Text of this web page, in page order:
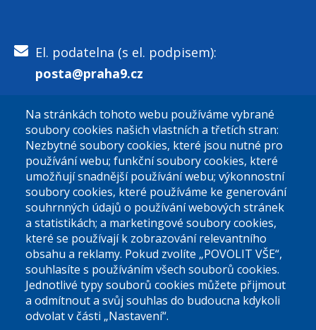
El. podatelna (s el. podpisem):
posta@praha9.cz
El. podatelna (bez el. podpisu):
podatelna@praha9.cz
Úřední dny:
Po a St: 08.00-12.00; 13.00-18.00
Úřední hodiny
Na stránkách tohoto webu používáme vybrané
soubory cookies našich vlastních a třetích stran:
Nezbytné soubory cookies, které jsou nutné pro
používání webu; funkční soubory cookies, které
umožňují snadnější používání webu; výkonnostní
soubory cookies, které používáme ke generování
souhrnných údajů o používání webových stránek
a statistikách; a marketingové soubory cookies,
které se používají k zobrazování relevantního
obsahu a reklamy. Pokud zvolíte „POVOLIT VŠE“,
souhlasíte s používáním všech souborů cookies.
Jednotlivé typy souborů cookies můžete přijmout
a odmítnout a svůj souhlas do budoucna kdykoli
odvolat v části „Nastavení“.